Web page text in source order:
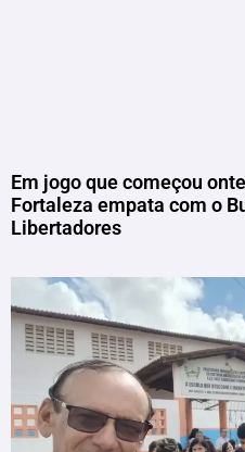
Em jogo que começou
Fortaleza empata com o
Libertadores